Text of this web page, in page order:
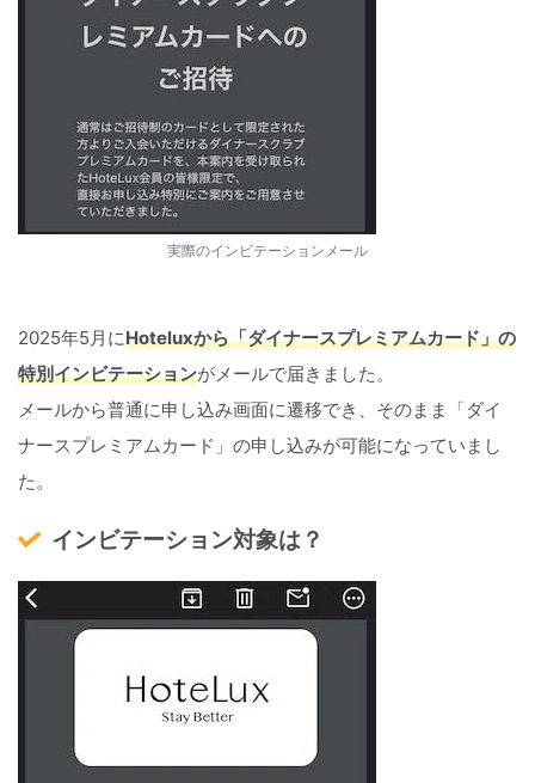
実際のインビテーションメール
2025年5月にHoteluxから「ダイナースプレミアムカード」の
特別インビテーションがメールで届きました。
メールから普通に申し込み画面に遷移でき、そのまま「ダイ
ナースプレミアムカード」の申し込みが可能になっていまし
た。
インビテーション対象は？